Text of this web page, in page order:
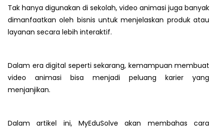
Tak hanya digunakan di sekolah, video animasi juga banyak
dimanfaatkan oleh bisnis untuk menjelaskan produk atau
layanan secara lebih interaktif.
Dalam era digital seperti sekarang, kemampuan membuat
video animasi bisa menjadi peluang karier yang
menjanjikan.
Dalam artikel ini, MyEduSolve akan membahas cara